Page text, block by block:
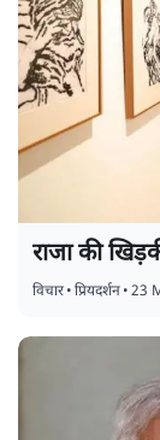
राजा की
विचार•प्रियदर्शन•23